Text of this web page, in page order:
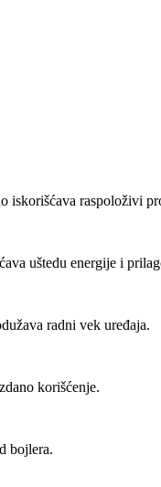
iskorišćava raspoloživi
uštedu energije i
radni vek uređaja.
korišćenje.
bojlera.